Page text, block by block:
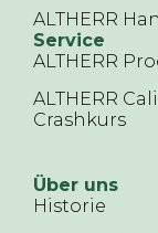
ALTHERR
Service
ALTHERR
ALTHERR
Crashkurs
Über uns
Historie